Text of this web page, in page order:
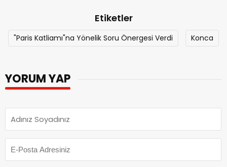
Etiketler
"Paris Katliamı"na Yönelik Soru Önergesi Verdi Konca
YORUM YAP